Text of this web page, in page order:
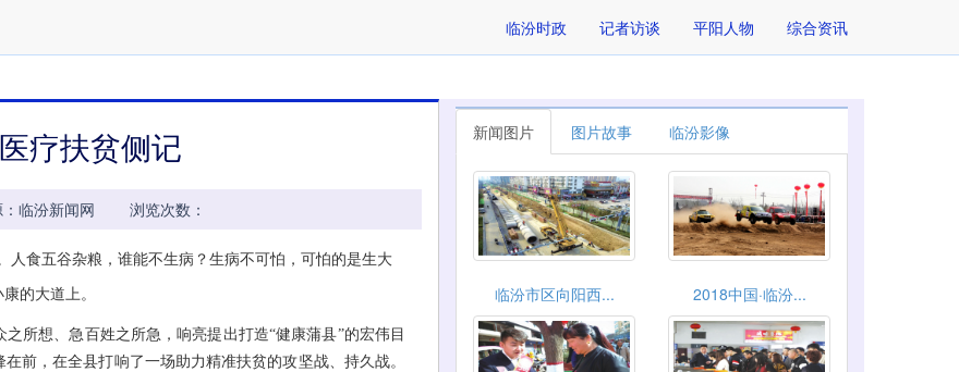
临汾时政 记者访谈 平阳人物 综合资讯
疗扶贫侧记
：临汾新闻网 浏览次数：
人食五谷杂粮，谁能不生病？生病不可怕，可怕的是生大
的大道上。
想、急百姓之所急，响亮提出打造“健康蒲县”的宏伟目
前，在全县打响了一场助力精准扶贫的攻坚战、持久战。
新闻图片 图片故事 临汾影像
临汾市区向阳西... 2018中国·临汾...